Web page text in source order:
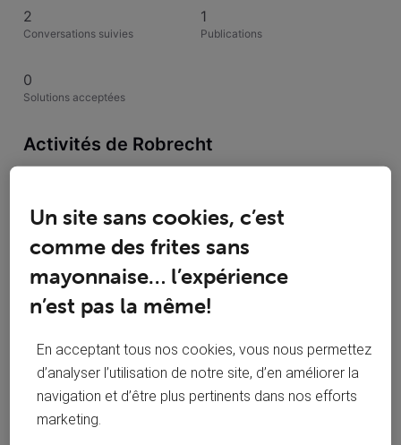
2
Conversations suivies
1
Publications
0
Solutions acceptées
Activités de Robrecht
Toutesles activités
Selected
Toutesles
activités
Robrecht a suivi la publication de Robrecht
Pas d'étiquette pour Retour de matériel
Bonjour, Je dois renvoyer mon modem, mais je n'arrive pas à
télécharger l'étiquette de retour. Le message d'erreur
home.restitution.item.return.sticker.url.missing.guidance »
Un site sans cookies, c’est
comme des frites sans
mayonnaise… l’expérience
n’est pas la même!
En acceptant tous nos cookies, vous nous permettez
d’analyser l’utilisation de notre site, d’en améliorer la
navigation et d’être plus pertinents dans nos efforts
marketing.